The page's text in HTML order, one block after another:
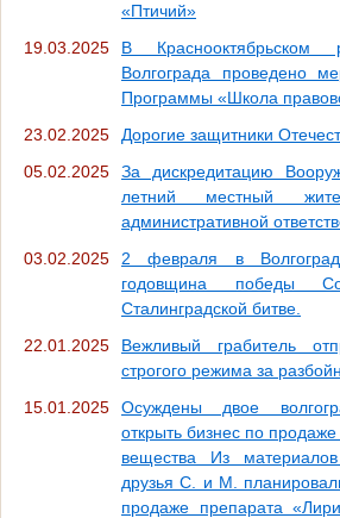
«Птичий»
19.03.2025
В
Волгограда проведено
Программы «Школа
23.02.2025
Дорогие защитники
05.02.2025
За дискредитацию
летний местный
административной
03.02.2025
2 февраля в
годовщина победы
Сталинградской битве.
22.01.2025
Вежливый грабитель
строгого режима за
15.01.2025
Осуждены двое
открыть бизнес по
вещества Из
друзья С. и М.
продаже препарата